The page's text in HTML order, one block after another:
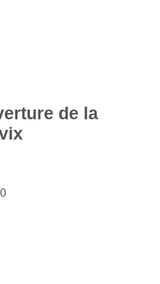
de la